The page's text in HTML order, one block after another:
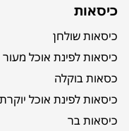
כיסאות
כיסאות שולחן
כיסאות לפינת אוכל מעור
כסאות בוקלה
כיסאות לפינת אוכל
כיסאות בר